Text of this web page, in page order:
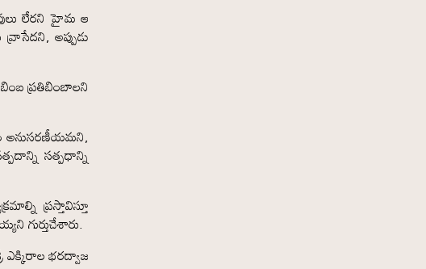
లేరని హైమ ఆ
అప్పుడు
ప్రతిబింబాలని
అనుసరణీయమని,
సత్పధాన్ని
ప్రస్తావిస్తూ
గుర్తుచేశారు.
ఎక్కిరాల భరద్వాజ